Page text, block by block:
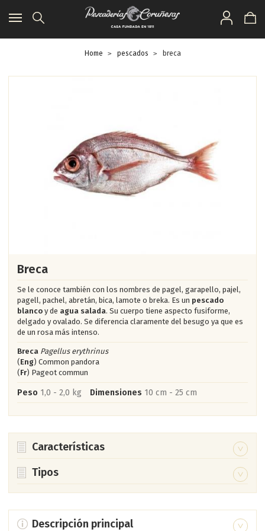
Toggle
Home pescados breca
Breca
Se le conoce también con los nombres de pagel, garapello, pajel,
pagell, pachel, abretán, bica, lamote o breka. Es un pescado
blanco y de agua salada. Su cuerpo tiene aspecto fusiforme,
delgado y ovalado. Se diferencia claramente del besugo ya que es
de un rosa más intenso.
Breca Pagellus erythrinus
(Eng) Common pandora
(Fr) Pageot commun
Peso 1,0 - 2,0 kg Dimensiones 10 cm - 25 cm
Características
Tiene un color plateado y rosáceo intenso, con unos
puntitos azulados.
buena fila de dientes, éstos no son largos.
Tipos
En la costa gaditano-onubense se conoce como garapello.
Descripción principal